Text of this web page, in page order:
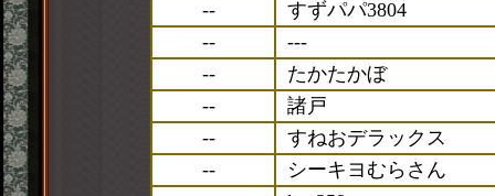
--
すずパパ3804
--
---
--
たかたかぼ
--
諸戸
--
すねおデラックス
--
シーキヨむらさん